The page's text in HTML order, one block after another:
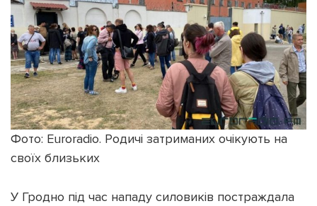
Фото: Euroradio. Родичі затриманих очікують на
своїх близьких
У Гродно під час нападу силовиків постраждала